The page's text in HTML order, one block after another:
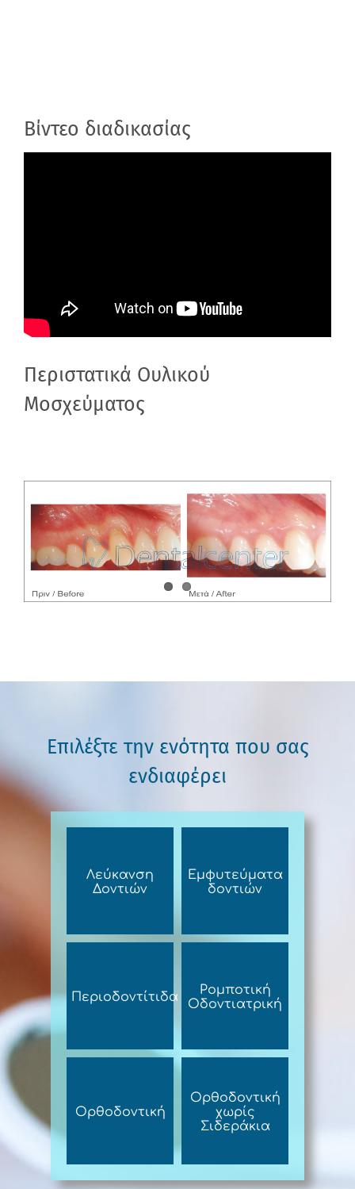
Βίντεο διαδικασίας
Περιστατικά Ουλικού
Μοσχεύματος
Επιλέξτε την ενότητα που σας
ενδιαφέρει
Λεύκανση
Δοντιών
Εμφυτεύματα
δοντιών
Περιοδοντίτιδα
Ρομποτική
Οδοντιατρική
Ορθοδοντική
Ορθοδοντική
χωρίς
Σιδεράκια